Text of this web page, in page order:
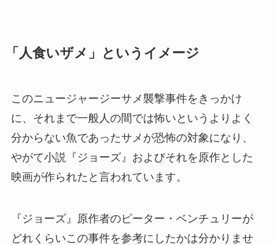
「人食いザメ」というイメージ
このニュージャージーサメ襲撃事件をきっかけ
に、それまで一般人の間では怖いというよりよく
分からない魚であったサメが恐怖の対象になり、
やがて小説『ジョーズ』およびそれを原作とした
映画が作られたと言われています。
『ジョーズ』原作者のピーター・ベンチュリーが
どれくらいこの事件を参考にしたかは分かりませ